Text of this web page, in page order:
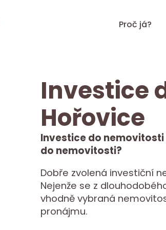
Proč já?
Investice
Hořovice
Investice do
do nemovitosti?
Dobře zvolená investiční
Nejenže se z
vhodně vybraná
pronájmu.